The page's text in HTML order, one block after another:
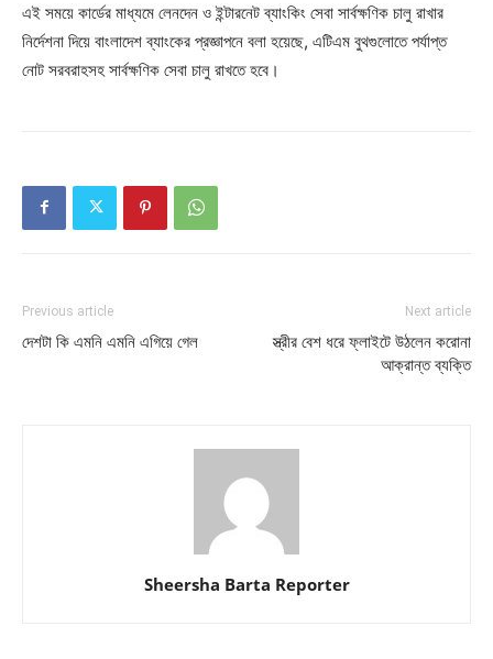
এই সময়ে কার্ডের মাধ্যমে লেনদেন ও ইন্টারনেট ব্যাংকিং সেবা সার্বক্ষণিক চালু রাখার
নির্দেশনা দিয়ে বাংলাদেশ ব্যাংকের প্রজ্ঞাপনে বলা হয়েছে, এটিএম বুথগুলোতে পর্যাপ্ত
নোট সরবরাহসহ সার্বক্ষণিক সেবা চালু রাখতে হবে।
Previous article
দেশটা কি এমনি এমনি এগিয়ে গেল
Next article
স্ত্রীর বেশ ধরে ফ্লাইটে উঠলেন করোনা
আক্রান্ত ব্যক্তি
Sheersha Barta Reporter